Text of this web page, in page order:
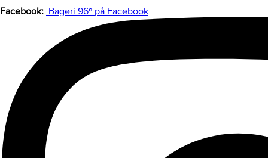
Facebook: Bageri 96º på Facebook